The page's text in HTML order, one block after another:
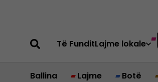
Të FunditLajme lokale
Ballina Lajme Botë